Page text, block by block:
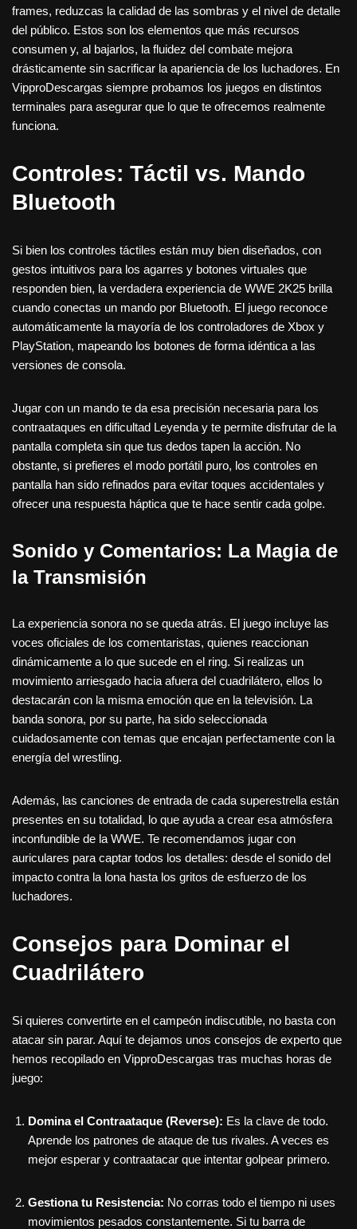
frames, reduzcas la calidad de las sombras y el nivel de detalle
del público. Estos son los elementos que más recursos
consumen y, al bajarlos, la fluidez del combate mejora
drásticamente sin sacrificar la apariencia de los luchadores. En
VipproDescargas siempre probamos los juegos en distintos
terminales para asegurar que lo que te ofrecemos realmente
funciona.
Controles: Táctil vs. Mando
Bluetooth
Si bien los controles táctiles están muy bien diseñados, con
gestos intuitivos para los agarres y botones virtuales que
responden bien, la verdadera experiencia de WWE 2K25 brilla
cuando conectas un mando por Bluetooth. El juego reconoce
automáticamente la mayoría de los controladores de Xbox y
PlayStation, mapeando los botones de forma idéntica a las
versiones de consola.
Jugar con un mando te da esa precisión necesaria para los
contraataques en dificultad Leyenda y te permite disfrutar de la
pantalla completa sin que tus dedos tapen la acción. No
obstante, si prefieres el modo portátil puro, los controles en
pantalla han sido refinados para evitar toques accidentales y
ofrecer una respuesta háptica que te hace sentir cada golpe.
Sonido y Comentarios: La Magia de
la Transmisión
La experiencia sonora no se queda atrás. El juego incluye las
voces oficiales de los comentaristas, quienes reaccionan
dinámicamente a lo que sucede en el ring. Si realizas un
movimiento arriesgado hacia afuera del cuadrilátero, ellos lo
destacarán con la misma emoción que en la televisión. La
banda sonora, por su parte, ha sido seleccionada
cuidadosamente con temas que encajan perfectamente con la
energía del wrestling.
Además, las canciones de entrada de cada superestrella están
presentes en su totalidad, lo que ayuda a crear esa atmósfera
inconfundible de la WWE. Te recomendamos jugar con
auriculares para captar todos los detalles: desde el sonido del
impacto contra la lona hasta los gritos de esfuerzo de los
luchadores.
Consejos para Dominar el
Cuadrilátero
Si quieres convertirte en el campeón indiscutible, no basta con
atacar sin parar. Aquí te dejamos unos consejos de experto que
hemos recopilado en VipproDescargas tras muchas horas de
juego:
Domina el Contraataque (Reverse): Es la clave de todo.
Aprende los patrones de ataque de tus rivales. A veces es
mejor esperar y contraatacar que intentar golpear primero.
Gestiona tu Resistencia: No corras todo el tiempo ni uses
movimientos pesados constantemente. Si tu barra de